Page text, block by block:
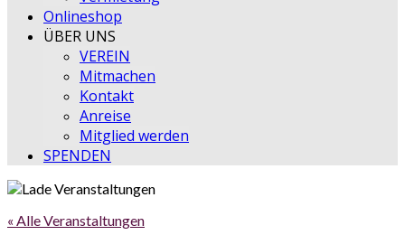
Onlineshop
ÜBER UNS
VEREIN
Mitmachen
Kontakt
Anreise
Mitglied werden
SPENDEN
« Alle Veranstaltungen